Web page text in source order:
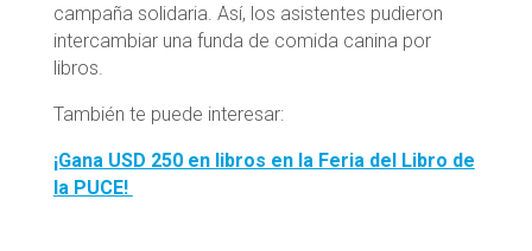
campaña solidaria. Así, los asistentes pudieron
intercambiar una funda de comida canina por
libros.
También te puede interesar:
¡Gana USD 250 en libros en la Feria del Libro de
la PUCE!